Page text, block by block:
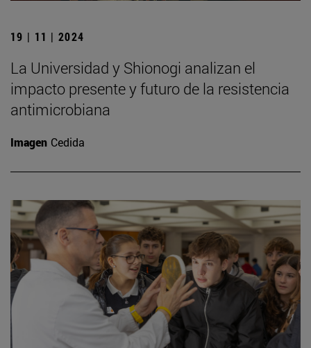
19 | 11 | 2024
La Universidad y Shionogi analizan el
impacto presente y futuro de la resistencia
antimicrobiana
Imagen Cedida